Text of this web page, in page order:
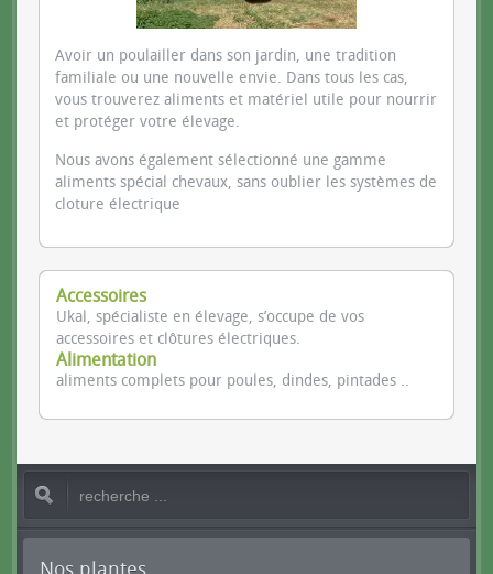
Avoir un poulailler dans son jardin, une tradition
familiale ou une nouvelle envie. Dans tous les cas,
vous trouverez aliments et matériel utile pour nourrir
et protéger votre élevage.
Nous avons également sélectionné une gamme
aliments spécial chevaux, sans oublier les systèmes de
cloture électrique
Accessoires
Ukal, spécialiste en élevage, s’occupe de vos
accessoires et clôtures électriques.
Alimentation
aliments complets pour poules, dindes, pintades ..